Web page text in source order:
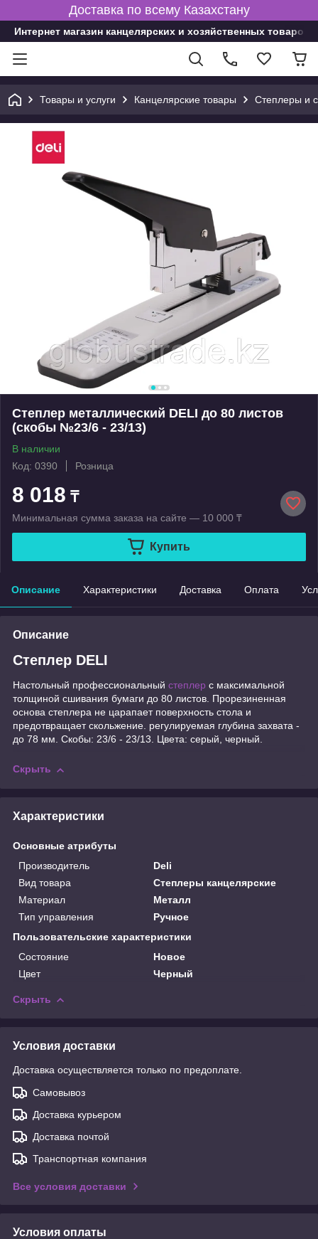
Доставка по всему Казахстану
Интернет магазин канцелярских и хозяйственных товаров
Товары и услуги Канцелярские товары Степлеры и
Степлер металлический DELI до 80 листов
(скобы №23/6 - 23/13)
В наличии
Код: 0390
Розница
8 018 ₸
Минимальная сумма заказа на сайте — 10 000 ₸
Купить
Описание Характеристики Доставка Оплата
Описание
Степлер DELI
Настольный профессиональный степлер с максимальной
толщиной сшивания бумаги до 80 листов. Прорезиненная
основа степлера не царапает поверхность стола и
предотвращает скольжение. регулируемая глубина захвата -
до 78 мм. Скобы: 23/6 - 23/13. Цвета: серый, черный.
Скрыть
Характеристики
Основные атрибуты
Производитель
Deli
Вид товара
Степлеры канцелярские
Материал
Металл
Тип управления
Ручное
Пользовательские характеристики
Состояние
Новое
Цвет
Черный
Скрыть
Условия доставки
Доставка осуществляется только по предоплате.
Самовывоз
Доставка курьером
Доставка почтой
Транспортная компания
Все условия доставки
Условия оплаты